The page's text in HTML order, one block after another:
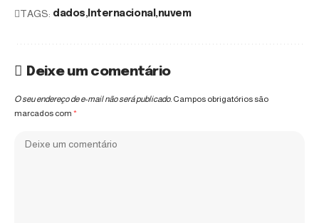
TAGS: dados Internacional nuvem
Deixe um comentário
O seu endereço de e-mail não será publicado. Campos obrigatórios são
marcados com *